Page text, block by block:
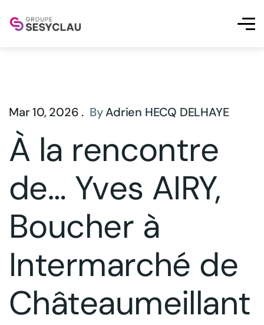
Mar 10, 2026 . ByAdrien HECQ DELHAYE
À la rencontre
de… Yves AIRY,
Boucher à
Intermarché de
Châteaumeillant